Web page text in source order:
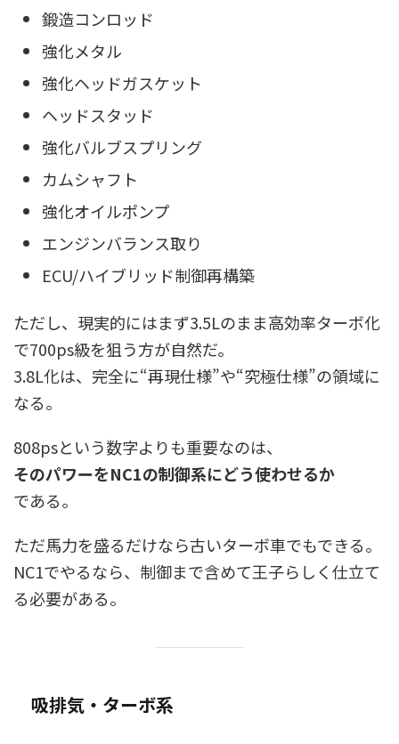
鍛造コンロッド
強化メタル
強化ヘッドガスケット
ヘッドスタッド
強化バルブスプリング
カムシャフト
強化オイルポンプ
エンジンバランス取り
ECU/ハイブリッド制御再構築
ただし、現実的にはまず3.5Lのまま高効率ターボ化
で700ps級を狙う方が自然だ。
3.8L化は、完全に“再現仕様”や“究極仕様”の領域に
なる。
808psという数字よりも重要なのは、
そのパワーをNC1の制御系にどう使わせるか
である。
ただ馬力を盛るだけなら古いターボ車でもできる。
NC1でやるなら、制御まで含めて王子らしく仕立て
る必要がある。
吸排気・ターボ系